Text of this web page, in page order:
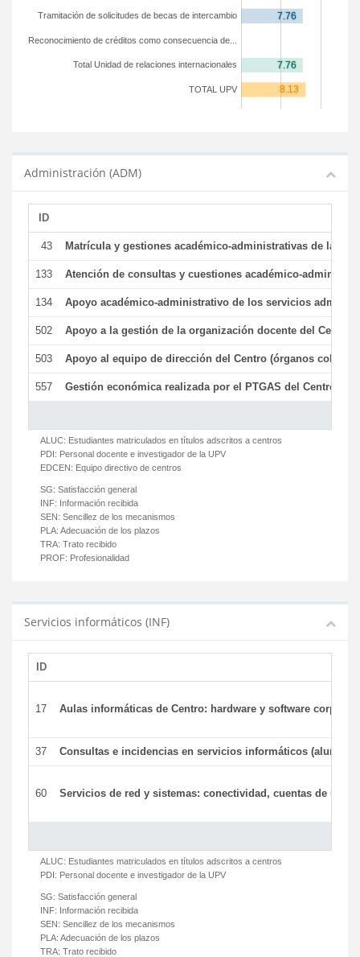
TOTAL UPV
Total Unidad de relaciones internacionales
Reconocimiento de créditos como consecuencia de...
Tramitación de solicitudes de becas de intercambio
Administración (ADM)
ID
43 Matrícula y gestiones académico-administrativas de la
133 Atención de consultas y cuestiones académico-
134 Apoyo académico-administrativo de los servicios
502 Apoyo a la gestión de la organización docente del Centro
503 Apoyo al equipo de dirección del Centro (órganos
557 Gestión económica realizada por el PTGAS del Centro
ALUC: Estudiantes matriculados en títulos adscritos a centros
PDI: Personal docente e investigador de la UPV
EDCEN: Equipo directivo de centros
SG: Satisfacción general
INF: Información recibida
SEN: Sencillez de los mecanismos
PLA: Adecuación de los plazos
TRA: Trato recibido
PROF: Profesionalidad
Servicios informáticos (INF)
ID
17 Aulas informáticas de Centro: hardware y software
37 Consultas e incidencias en servicios informáticos (alumnos)
60 Servicios de red y sistemas: conectividad, cuentas de
ALUC: Estudiantes matriculados en títulos adscritos a centros
PDI: Personal docente e investigador de la UPV
SG: Satisfacción general
INF: Información recibida
SEN: Sencillez de los mecanismos
PLA: Adecuación de los plazos
TRA: Trato recibido